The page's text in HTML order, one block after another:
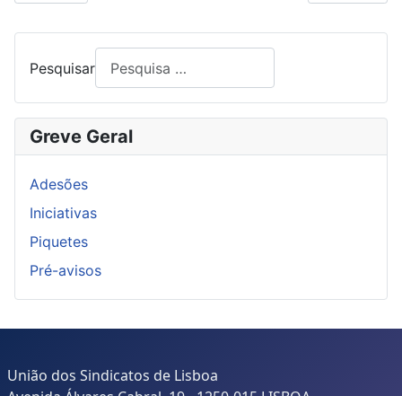
Pesquisar
Greve Geral
Adesões
Iniciativas
Piquetes
Pré-avisos
União dos Sindicatos de Lisboa